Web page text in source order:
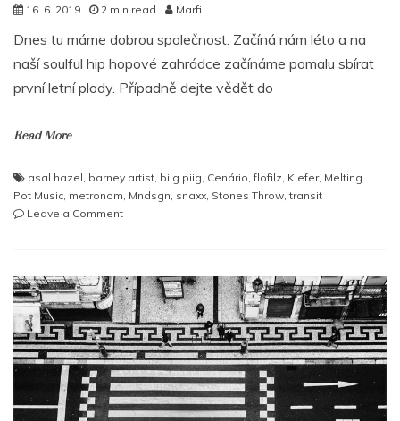
16. 6. 2019 2 min read Marfi
Dnes tu máme dobrou společnost. Začíná nám léto a na
naší soulful hip hopové zahrádce začínáme pomalu sbírat
první letní plody. Případně dejte vědět do
Read More
asal hazel, barney artist, biig piig, Cenário,flofilz, Kiefer, Melting
Pot Music, metronom, Mndsgn, snaxx, Stones Throw,transit
Leave a Commenton
&
Mndsgn